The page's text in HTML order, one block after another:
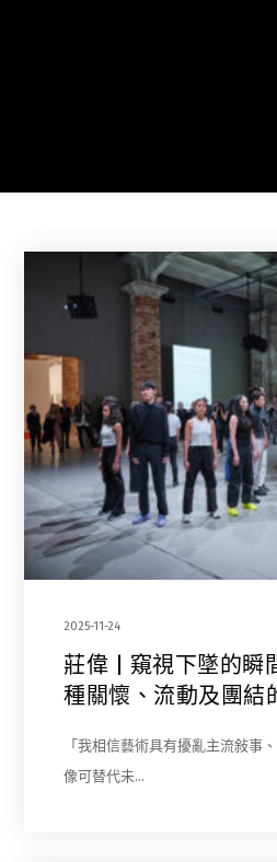
2025-11-24
莊偉 | 窺視下墜的瞬
種關懷、流動及團結
「我相信藝術具有擾亂主流敍事
像可替代未…